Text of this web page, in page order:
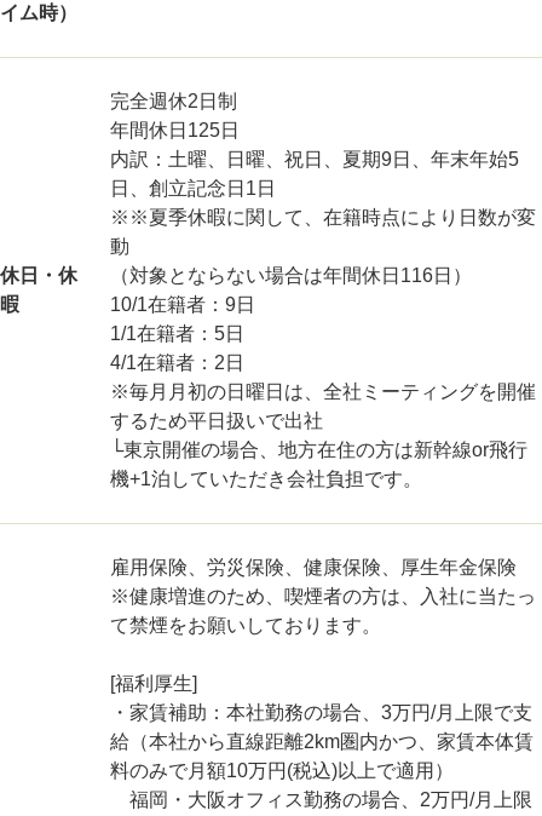
イム時）
休日・休
暇
完全週休2日制
年間休日125日
内訳：土曜、日曜、祝日、夏期9日、年末年始5
日、創立記念日1日
※※夏季休暇に関して、在籍時点により日数が変
動
（対象とならない場合は年間休日116日）
10/1在籍者：9日
1/1在籍者：5日
4/1在籍者：2日
※毎月月初の日曜日は、全社ミーティングを開催
するため平日扱いで出社
└東京開催の場合、地方在住の方は新幹線or飛行
機+1泊していただき会社負担です。
雇用保険、労災保険、健康保険、厚生年金保険
※健康増進のため、喫煙者の方は、入社に当たっ
て禁煙をお願いしております。
[福利厚生]
・家賃補助：本社勤務の場合、3万円/月上限で支
給（本社から直線距離2km圏内かつ、家賃本体賃
料のみで月額10万円(税込)以上で適用）
福岡・大阪オフィス勤務の場合、2万円/月上限